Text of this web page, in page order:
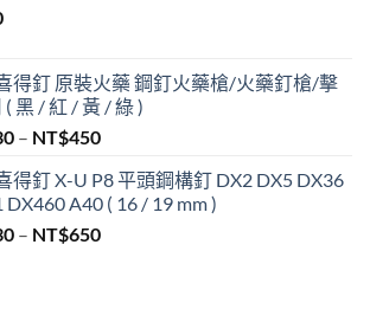
得釘 原裝火藥 鋼釘火藥槍/火藥釘槍/擊
黑 / 紅 / 黃 / 綠 )
– NT$450價
範
圍：
NT$330
得釘 X-U P8 平頭鋼構釘 DX2 DX5 DX36
DX460 A40 ( 16 / 19 mm )
– NT$650價